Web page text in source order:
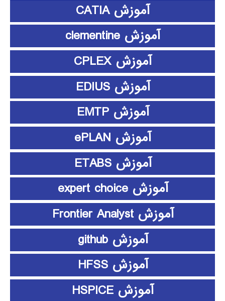
آموزش CATIA
آموزش clementine
آموزش CPLEX
آموزش EDIUS
آموزش EMTP
آموزش ePLAN
آموزش ETABS
آموزش expert choice
آموزش Frontier Analyst
آموزش github
آموزش HFSS
آموزش HSPICE